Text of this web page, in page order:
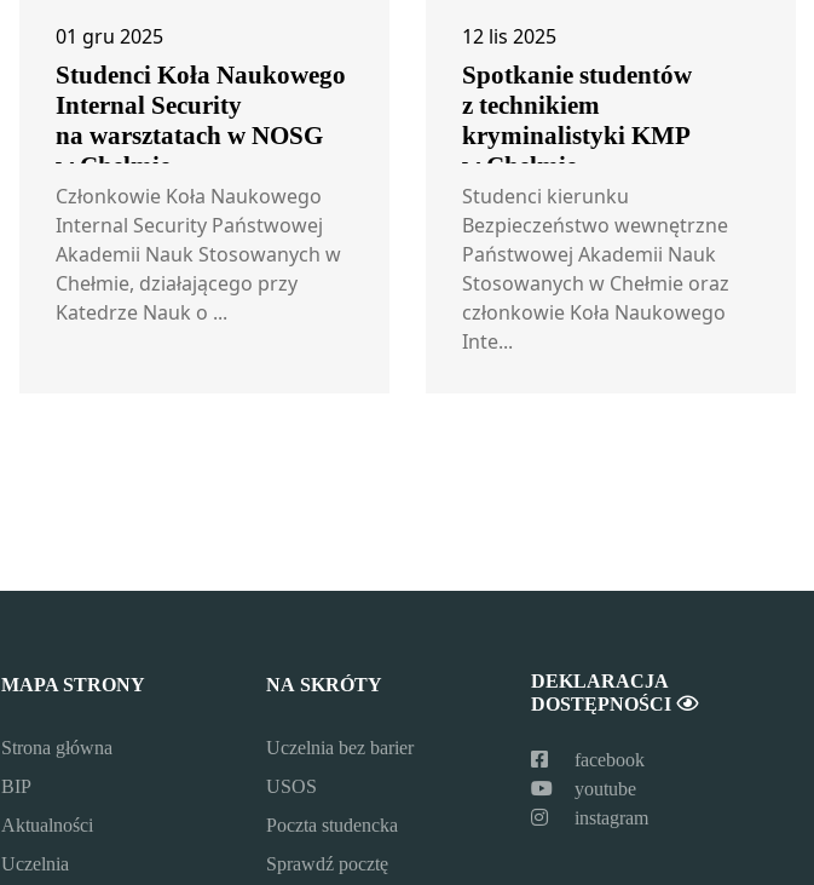
01 gru 2025
Studenci Koła Naukowego
Internal Security
na warsztatach w NOSG
w Chełmie
Członkowie Koła Naukowego
Internal Security Państwowej
Akademii Nauk Stosowanych w
Chełmie, działającego przy
Katedrze Nauk o ...
12 lis 2025
Spotkanie studentów
z technikiem
kryminalistyki KMP
w Chełmie
Studenci kierunku
Bezpieczeństwo wewnętrzne
Państwowej Akademii Nauk
Stosowanych w Chełmie oraz
członkowie Koła Naukowego
Inte...
MAPA STRONY
Strona główna
BIP
Aktualności
Uczelnia
NA SKRÓTY
Uczelnia bez barier
USOS
Poczta studencka
Sprawdź pocztę
DEKLARACJA
DOSTĘPNOŚCI
facebook
youtube
instagram